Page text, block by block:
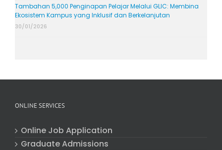
Tambahan 5,000 Penginapan Pelajar Melalui GLIC: Membina
Ekosistem Kampus yang Inklusif dan Berkelanjutan
30/01/2026
ONLINE SERVICES
Online Job Application
Graduate Admissions